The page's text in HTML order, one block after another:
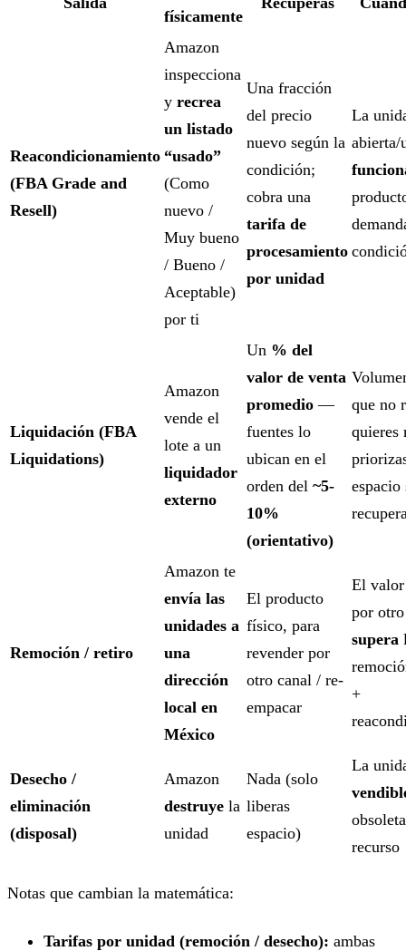
físicamente
Reacondicionamiento
(FBA Grade and
Resell)
Amazon
inspecciona
y recrea
un listado
“usado”
(Como
nuevo /
Muy bueno
/ Bueno /
Aceptable)
por ti
Una fracción
del precio
nuevo según la
condición;
cobra una
tarifa de
procesamiento
por unidad
La
abierta/
Liquidación (FBA
Liquidations)
Amazon
vende el
lote a un
liquidador
externo
Un % del
valor de venta
promedio —
fuentes lo
ubican en el
orden del ~5-
10%
(orientativo)
que no
quieres
espacio
Remoción / retiro
Amazon te
envía las
unidades a
una
dirección
local en
México
El producto
físico, para
revender por
otro canal / re-
empacar
El valor
por
supera
+
Desecho /
eliminación
(disposal)
Amazon
destruye la
unidad
Nada (solo
liberas
espacio)
La
recurso
Notas que cambian la matemática:
Tarifas por unidad (remoción / desecho): ambas